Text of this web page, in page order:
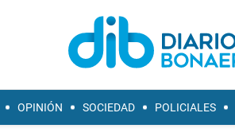
OPINIÓN SOCIEDAD POLICIALES